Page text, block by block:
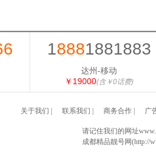
18881881883
达州-移动
￥19000(含￥0话费)
关于我们 联系我们 商务合作| 广
请记住我们的网址
成都精品靓号网(http://